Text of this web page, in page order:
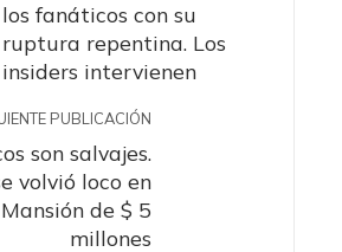
los fanáticos con su
ruptura repentina. Los
insiders intervienen
PUBLICACIÓN
son salvajes.
volvió loco en
de $ 5
millones